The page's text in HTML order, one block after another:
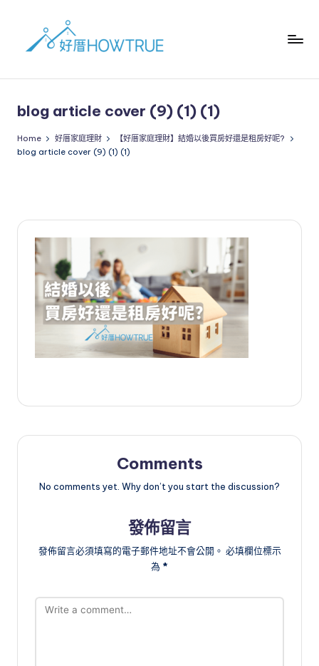
blog article cover (9) (1) (1)
Home 好厝家庭理財
【好厝家庭理財】結婚以後買房好還是租房好呢?
blog article cover (9) (1) (1)
Comments
No comments yet. Why don’t you start the discussion?
發佈留言
發佈留言必須填寫的電子郵件地址不會公開。 必填欄位標示
為 *